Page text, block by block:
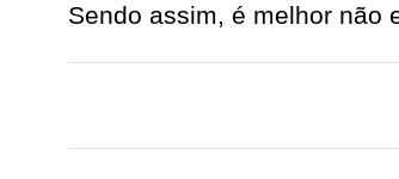
Sendo assim, é melhor não